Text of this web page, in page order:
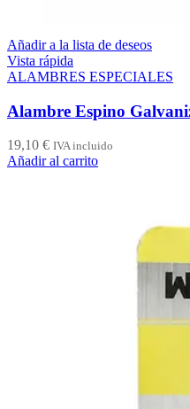
Añadir a la lista de deseos
Vista rápida
ALAMBRES ESPECIALES
Alambre Espino
19,10 € IVA incluido
Añadir al carrito